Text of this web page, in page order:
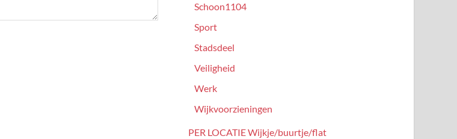
Schoon1104
Sport
Stadsdeel
Veiligheid
Werk
Wijkvoorzieningen
PER LOCATIE Wijkje/buurtje/flat